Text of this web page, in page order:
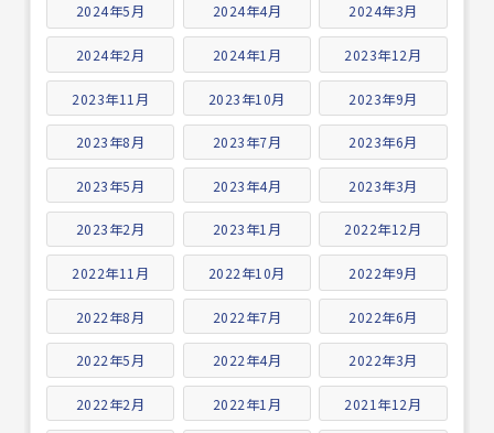
2024年5月 2024年4月 2024年3月
2024年2月 2024年1月 2023年12月
2023年11月 2023年10月 2023年9月
2023年8月 2023年7月 2023年6月
2023年5月 2023年4月 2023年3月
2023年2月 2023年1月 2022年12月
2022年11月 2022年10月 2022年9月
2022年8月 2022年7月 2022年6月
2022年5月 2022年4月 2022年3月
2022年2月 2022年1月 2021年12月